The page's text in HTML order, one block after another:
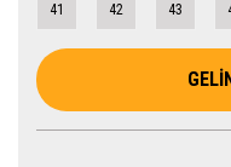
41 42 43